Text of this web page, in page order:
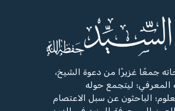
جمعًا غزيرًا من دعوة الشيخ،
المعرفي؛ ليتجمع حوله
الباحثون عن سبل الاعتصام